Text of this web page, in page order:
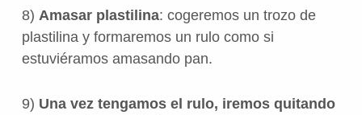
8) Amasar plastilina: cogeremos un trozo de
plastilina y formaremos un rulo como si
estuviéramos amasando pan.
9) Una vez tengamos el rulo, iremos quitando